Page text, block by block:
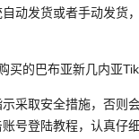
动发货或者手动发货
买的巴布亚新几内亚
采取安全措施，否则
号登陆教程，认真仔